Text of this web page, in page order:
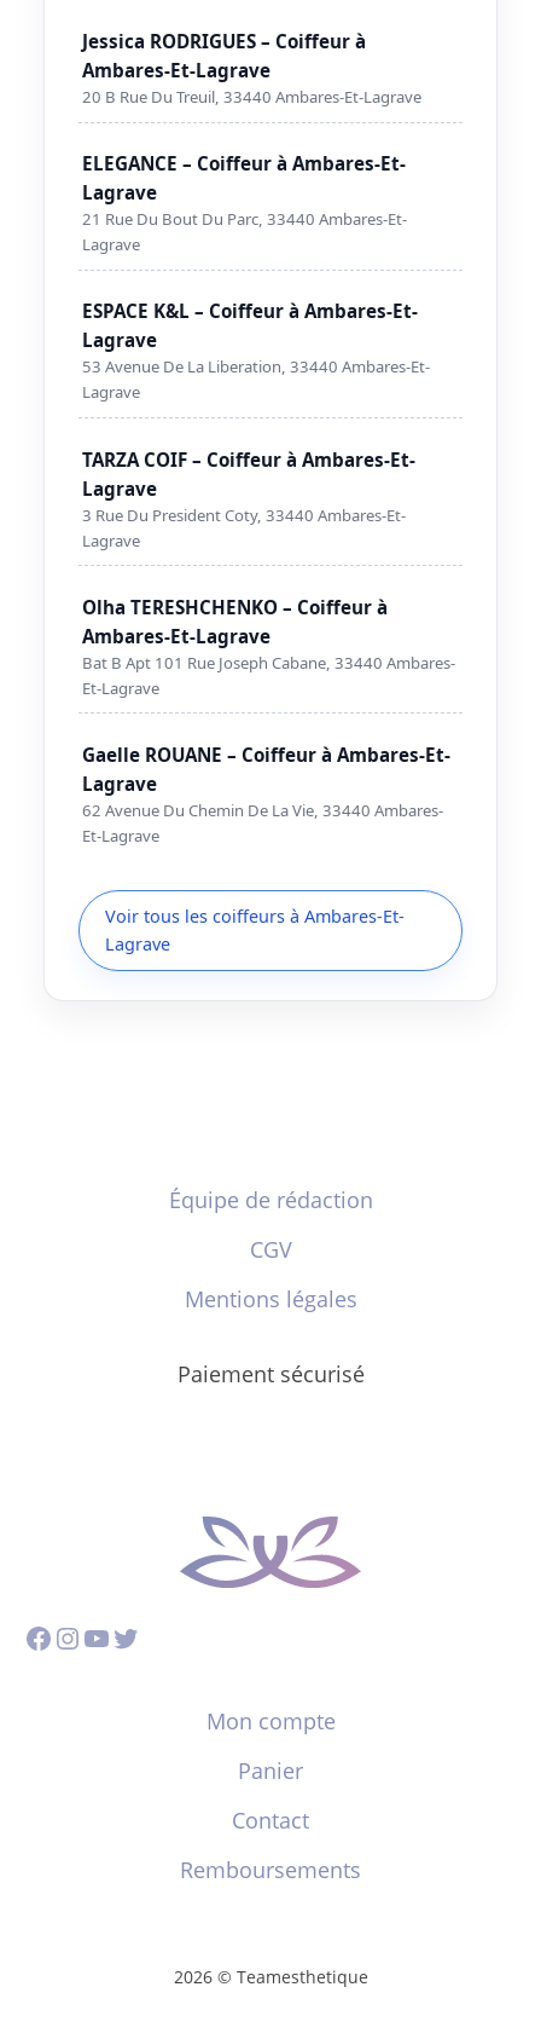
Jessica RODRIGUES – Coiffeur à
Ambares-Et-Lagrave
20 B Rue Du Treuil, 33440 Ambares-Et-Lagrave
ELEGANCE – Coiffeur à Ambares-Et-
Lagrave
21 Rue Du Bout Du Parc, 33440 Ambares-Et-
Lagrave
ESPACE K&L – Coiffeur à Ambares-Et-
Lagrave
53 Avenue De La Liberation, 33440 Ambares-Et-
Lagrave
TARZA COIF – Coiffeur à Ambares-Et-
Lagrave
3 Rue Du President Coty, 33440 Ambares-Et-
Lagrave
Olha TERESHCHENKO – Coiffeur à
Ambares-Et-Lagrave
Bat B Apt 101 Rue Joseph Cabane, 33440 Ambares-
Et-Lagrave
Gaelle ROUANE – Coiffeur à Ambares-Et-
Lagrave
62 Avenue Du Chemin De La Vie, 33440 Ambares-
Et-Lagrave
Voir tous les coiffeurs à Ambares-Et-
Lagrave
Équipe de rédaction
CGV
Mentions légales
Paiement sécurisé
Facebook
Instagram
YouTube
Twitter
Mon compte
Panier
Contact
Remboursements
2026 © Teamesthetique